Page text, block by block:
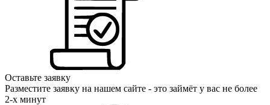
Оставьте заявку
Разместите заявку на нашем сайте - это займёт у вас не более
2-х минут